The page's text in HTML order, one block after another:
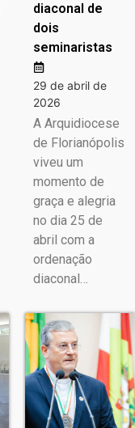
diaconal de
dois
seminaristas
29 de abril de
2026
A Arquidiocese
de Florianópolis
viveu um
momento de
graça e alegria
no dia 25 de
abril com a
ordenação
diaconal…